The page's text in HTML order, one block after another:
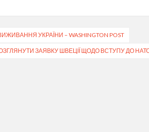
УКРАЇНИ – WASHINGTON POST
ЗАЯВКУ ШВЕЦІЇ ЩОДО ВСТУПУ ДО